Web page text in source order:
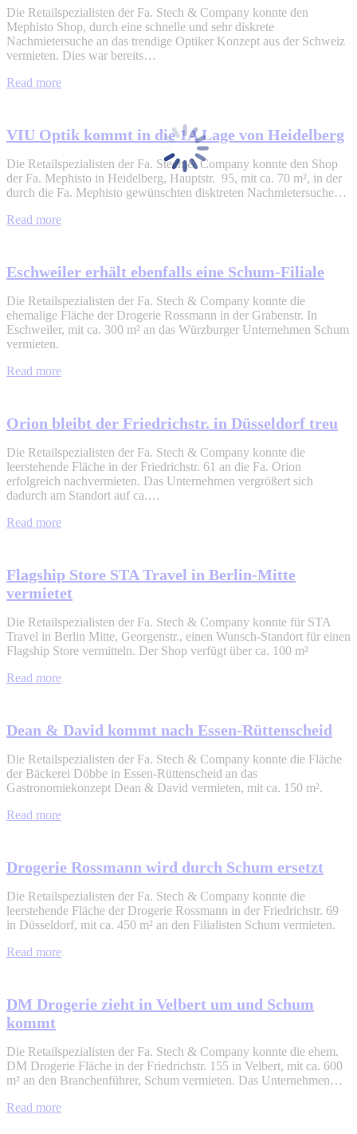
Die Retailspezialisten der Fa. Stech & Company konnte den
Mephisto Shop, durch eine schnelle und sehr diskrete
Nachmietersuche an das trendige Optiker Konzept aus der Schweiz
vermieten. Dies war bereits…
Read more
VIU Optik kommt in die 1A Lage von Heidelberg
Die Retailspezialisten der Fa. Stech & Company konnte den Shop
der Fa. Mephisto in Heidelberg, Hauptstr. 95, mit ca. 70 m², in der
durch die Fa. Mephisto gewünschten disktreten Nachmietersuche…
Read more
Eschweiler erhält ebenfalls eine Schum-Filiale
Die Retailspezialisten der Fa. Stech & Company konnte die
ehemalige Fläche der Drogerie Rossmann in der Grabenstr. In
Eschweiler, mit ca. 300 m² an das Würzburger Unternehmen Schum
vermieten.
Read more
Orion bleibt der Friedrichstr. in Düsseldorf treu
Die Retailspezialisten der Fa. Stech & Company konnte die
leerstehende Fläche in der Friedrichstr. 61 an die Fa. Orion
erfolgreich nachvermieten. Das Unternehmen vergrößert sich
dadurch am Standort auf ca.…
Read more
Flagship Store STA Travel in Berlin-Mitte
vermietet
Die Retailspezialisten der Fa. Stech & Company konnte für STA
Travel in Berlin Mitte, Georgenstr., einen Wunsch-Standort für einen
Flagship Store vermitteln. Der Shop verfügt über ca. 100 m²
Read more
Dean & David kommt nach Essen-Rüttenscheid
Die Retailspezialisten der Fa. Stech & Company konnte die Fläche
der Bäckerei Döbbe in Essen-Rüttenscheid an das
Gastronomiekonzept Dean & David vermieten, mit ca. 150 m².
Read more
Drogerie Rossmann wird durch Schum ersetzt
Die Retailspezialisten der Fa. Stech & Company konnte die
leerstehende Fläche der Drogerie Rossmann in der Friedrichstr. 69
in Düsseldorf, mit ca. 450 m² an den Filialisten Schum vermieten.
Read more
DM Drogerie zieht in Velbert um und Schum
kommt
Die Retailspezialisten der Fa. Stech & Company konnte die ehem.
DM Drogerie Fläche in der Friedrichstr. 155 in Velbert, mit ca. 600
m² an den Branchenführer, Schum vermieten. Das Unternehmen…
Read more